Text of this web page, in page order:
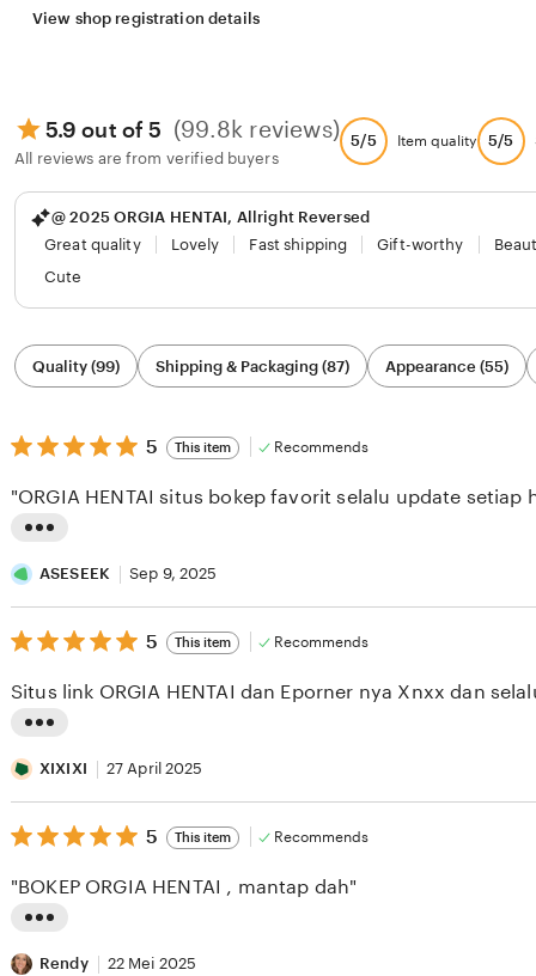
View shop registration details
5.9 out of 5 (99.8k reviews)
All reviews are from verified buyers
5/5 Item quality 5/5
@ 2025 ORGIA HENTAI, Allright Reversed
Great quality
Lovely Fast shipping Gift-worthy
Cute
Filter
by
category
Quality (99) Shipping & Packaging (87) Appearance (55)
5
out
5
stars
5 This item Recommends
i
s
t
n
r
e
v
e
b
"ORGIA HENTAI situs bokep favorit selalu update setiap
ASESEEK Sep 9, 2025
5
out
5
stars
5 This item Recommends
i
s
t
n
r
Situs link ORGIA HENTAI dan Eporner nya Xnxx dan
XIXIXI 27 April 2025
5
out
5
stars
5 This item Recommends
i
"BOKEP ORGIA HENTAI , mantap dah"
Rendy 22 Mei 2025